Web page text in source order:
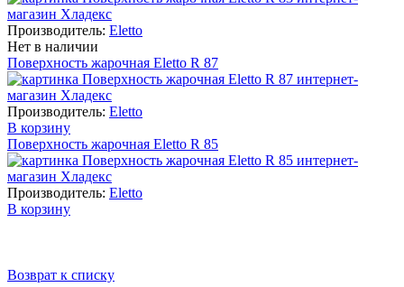
Производитель: Eletto
Нет в наличии
Поверхность жарочная Eletto R 87
Производитель: Eletto
В корзину
Поверхность жарочная Eletto R 85
Производитель: Eletto
В корзину
Возврат к списку